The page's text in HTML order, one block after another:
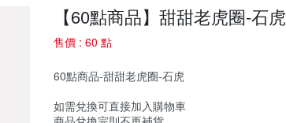
【60點商品】甜甜老虎圈-石虎
售價 : 60 點
60點商品-甜甜老虎圈-石虎
如需兌換可直接加入購物車